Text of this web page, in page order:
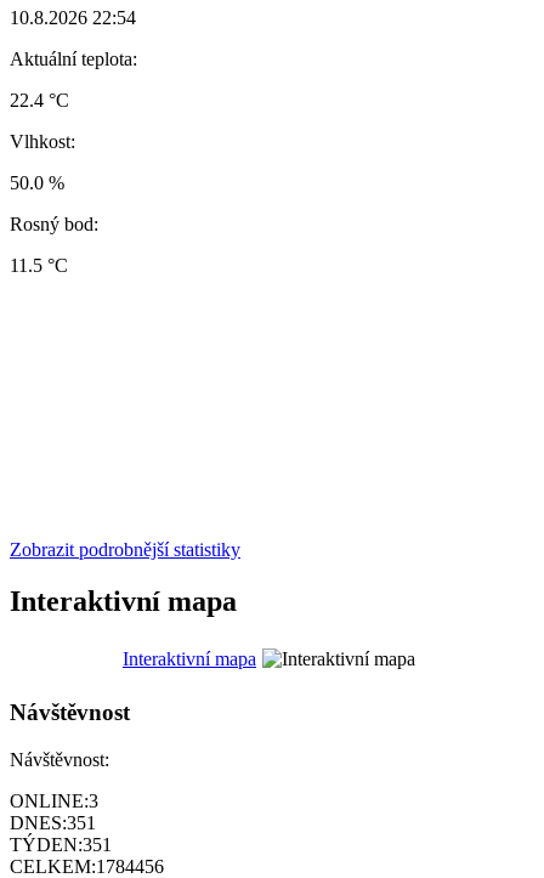
10.8.2026 22:54
Aktuální teplota:
22.4 °C
Vlhkost:
50.0 %
Rosný bod:
11.5 °C
Zobrazit podrobnější statistiky
Interaktivní mapa
Interaktivní mapa
Návštěvnost
Návštěvnost:
ONLINE:3
DNES:351
TÝDEN:351
CELKEM:1784456